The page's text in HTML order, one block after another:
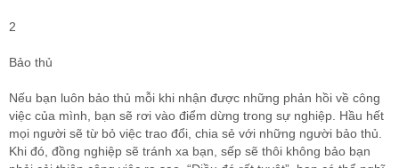
2
Bảo thủ
Nếu bạn luôn bảo thủ mỗi khi nhận được những phản hồi về công
việc của mình, bạn sẽ rơi vào điểm dừng trong sự nghiệp. Hầu hết
mọi người sẽ từ bỏ việc trao đổi, chia sẻ với những người bảo thủ.
Khi đó, đồng nghiệp sẽ tránh xa bạn, sếp sẽ thôi không bảo bạn